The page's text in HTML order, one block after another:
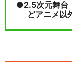
2.5次元舞台
どアニメ以